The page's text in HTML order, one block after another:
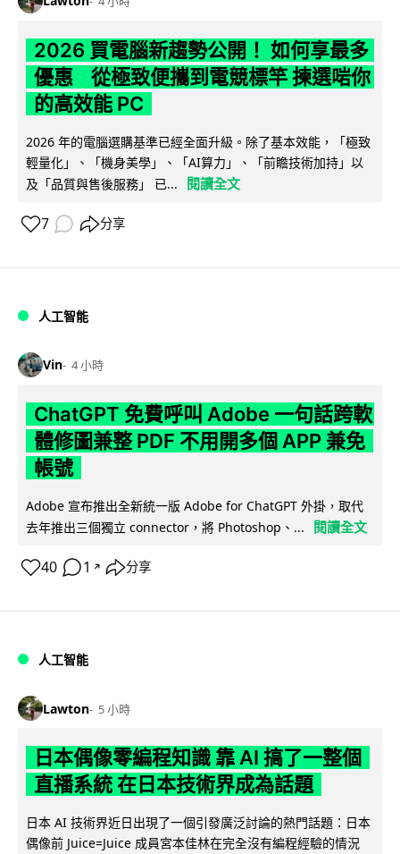
2026 買電腦新趨勢公開！ 如何享最多
優惠 從極致便攜到電競標竿 揀選啱你
的高效能 PC
2026 年的電腦選購基準已經全面升級。除了基本效能，「極致
輕量化」、「機身美學」、「AI算力」、「前瞻技術加持」以
及「品質與售後服務」 已...
閱讀全文
7 分享
人工智能
Vin 4 小時
ChatGPT 免費呼叫 Adobe 一句話跨軟
體修圖兼整 PDF 不用開多個 APP 兼免
帳號
Adobe 宣布推出全新統一版 Adobe for ChatGPT 外掛，取代
去年推出三個獨立 connector，將 Photoshop、...
閱讀全文
40 1 ↗ 分享
人工智能
Lawton 5 小時
日本偶像零編程知識 靠 AI 搞了一整個
直播系統 在日本技術界成為話題
日本 AI 技術界近日出現了一個引發廣泛討論的熱門話題：日本
偶像前 Juice=Juice 成員宮本佳林在完全沒有編程經驗的情況